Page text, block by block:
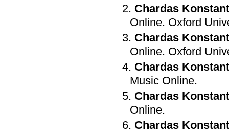
Chardas
Online. Oxford
Chardas
Online. Oxford
Chardas
Music Online.
Chardas
Online.
Chardas